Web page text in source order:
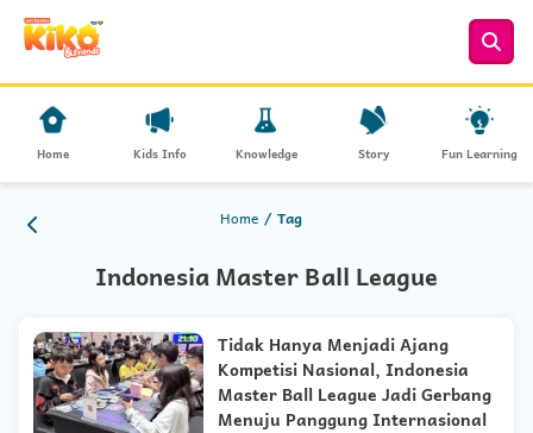
Home Kids Info Knowledge Story Fun Learning
Home Tag
Indonesia Master Ball League
Tidak Hanya Menjadi Ajang
Kompetisi Nasional, Indonesia
Master Ball League Jadi Gerbang
Menuju Panggung Internasional